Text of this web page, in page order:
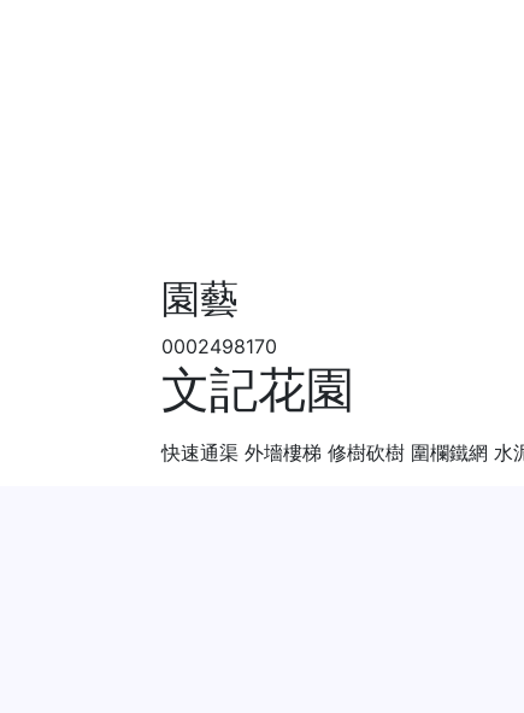
園藝
0002498170
文記花園
快速通渠 外墻樓梯 修樹砍樹 圍欄鐵網